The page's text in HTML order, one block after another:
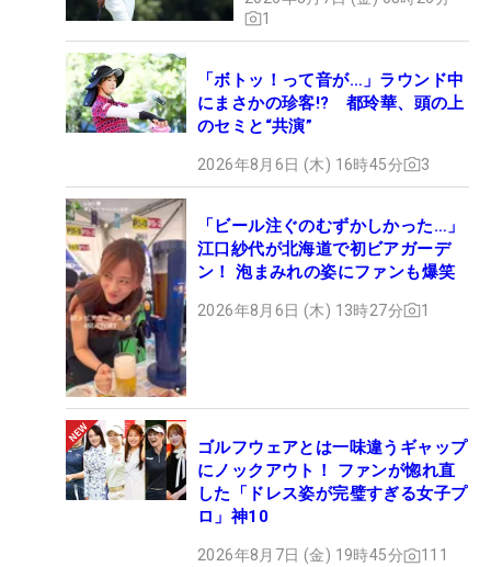
1
「ボトッ！って音が…」ラウンド中
にまさかの珍客!? 都玲華、頭の上
のセミと“共演”
2026年8月6日 (木) 16時45分 3
「ビール注ぐのむずかしかった…」
江口紗代が北海道で初ビアガーデ
ン！ 泡まみれの姿にファンも爆笑
2026年8月6日 (木) 13時27分 1
ゴルフウェアとは一味違うギャップ
にノックアウト！ ファンが惚れ直
した「ドレス姿が完璧すぎる女子プ
ロ」神10
2026年8月7日 (金) 19時45分 111